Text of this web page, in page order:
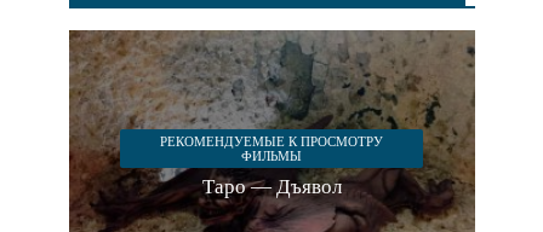
РЕКОМЕНДУЕМЫЕ К ПРОСМОТРУ
ФИЛЬМЫ
Таро — Дъявол